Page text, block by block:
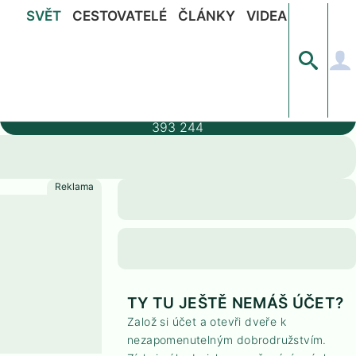
SVĚT CESTOVATELÉ ČLÁNKY VIDEA
393 244
TY TU JEŠTĚ NEMÁŠ ÚČET?
Založ si účet a otevři dveře k
nezapomenutelným dobrodružstvím.